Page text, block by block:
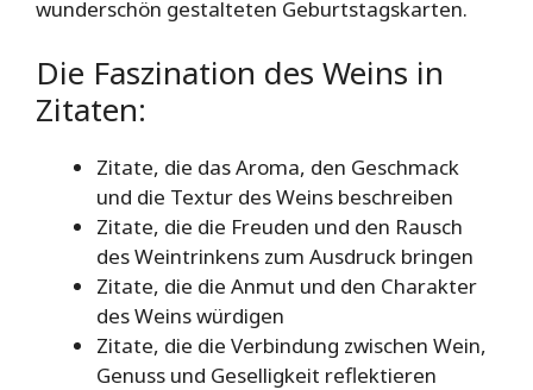
wunderschön gestalteten Geburtstagskarten.
Die Faszination des Weins in
Zitaten:
Zitate, die das Aroma, den Geschmack
und die Textur des Weins beschreiben
Zitate, die die Freuden und den Rausch
des Weintrinkens zum Ausdruck bringen
Zitate, die die Anmut und den Charakter
des Weins würdigen
Zitate, die die Verbindung zwischen Wein,
Genuss und Geselligkeit reflektieren